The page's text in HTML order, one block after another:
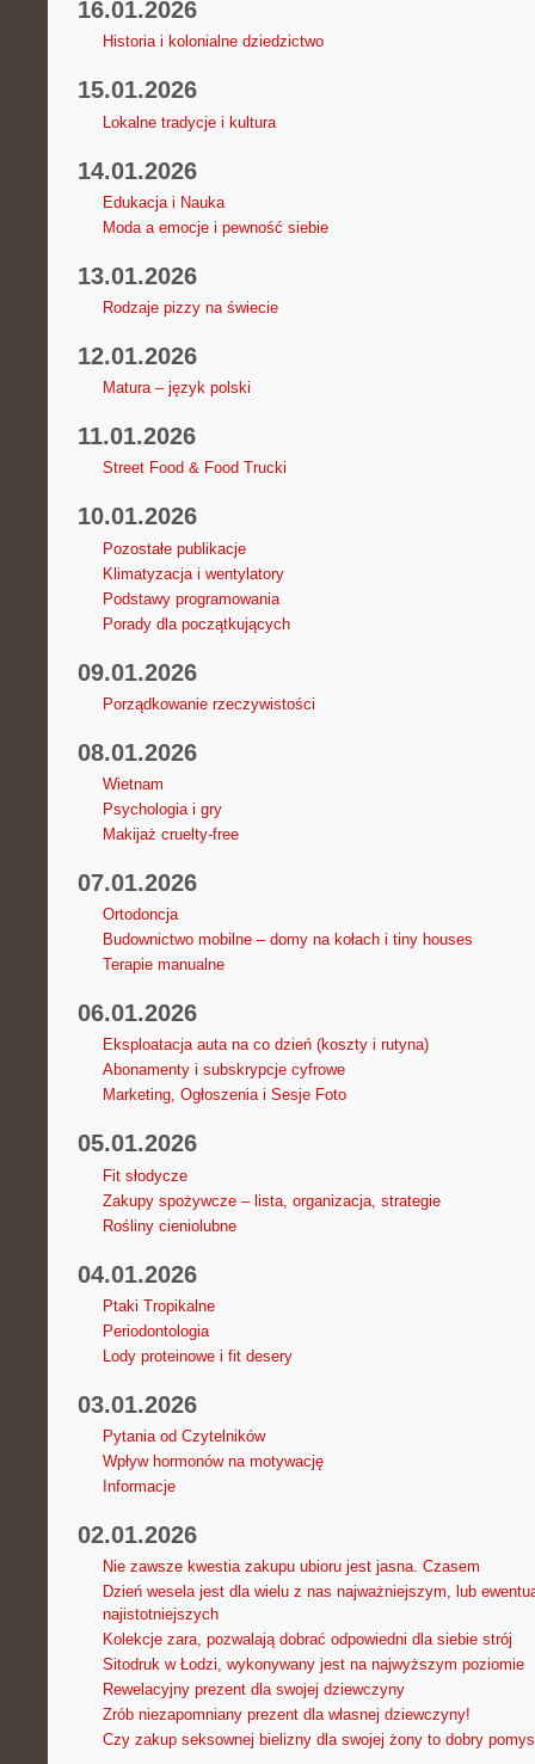
16.01.2026
Historia i kolonialne dziedzictwo
15.01.2026
Lokalne tradycje i kultura
14.01.2026
Edukacja i Nauka
Moda a emocje i pewność siebie
13.01.2026
Rodzaje pizzy na świecie
12.01.2026
Matura – język polski
11.01.2026
Street Food & Food Trucki
10.01.2026
Pozostałe publikacje
Klimatyzacja i wentylatory
Podstawy programowania
Porady dla początkujących
09.01.2026
Porządkowanie rzeczywistości
08.01.2026
Wietnam
Psychologia i gry
Makijaż cruelty-free
07.01.2026
Ortodoncja
Budownictwo mobilne – domy na kołach i tiny houses
Terapie manualne
06.01.2026
Eksploatacja auta na co dzień (koszty i rutyna)
Abonamenty i subskrypcje cyfrowe
Marketing, Ogłoszenia i Sesje Foto
05.01.2026
Fit słodycze
Zakupy spożywcze – lista, organizacja, strategie
Rośliny cieniolubne
04.01.2026
Ptaki Tropikalne
Periodontologia
Lody proteinowe i fit desery
03.01.2026
Pytania od Czytelników
Wpływ hormonów na motywację
Informacje
02.01.2026
Nie zawsze kwestia zakupu ubioru jest jasna. Czasem
Dzień wesela jest dla wielu z nas najważniejszym, lub
najistotniejszych
Kolekcje zara, pozwalają dobrać odpowiedni dla siebie strój
Sitodruk w Łodzi, wykonywany jest na najwyższym poziomie
Rewelacyjny prezent dla swojej dziewczyny
Zrób niezapomniany prezent dla własnej dziewczyny!
Czy zakup seksownej bielizny dla swojej żony to dobry